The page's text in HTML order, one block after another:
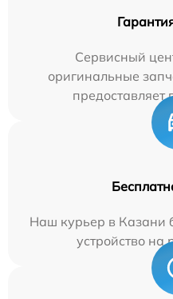
Сервисный
оригинальные
предоставляет
Наш курьер в Казани
устройство на